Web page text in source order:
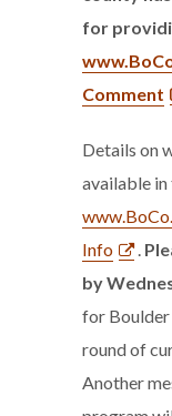
for
Comment
Details on
available
Info
.
by
for
round of
Another